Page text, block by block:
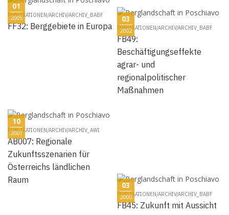
01
2005
PUBLIKATIONEN/ARCHIV/ARCHIV_BABF
FF32: Berggebiete in Europa
03
2002
PUBLIKATIONEN/ARCHIV/ARCHIV_BABF
FB49:
Beschäftigungseffekte
agrar- und
regionalpolitischer
Maßnahmen
10
2001
PUBLIKATIONEN/ARCHIV/ARCHIV_AWI
AB007: Regionale
Zukunftsszenarien für
Österreichs ländlichen
Raum
03
2000
PUBLIKATIONEN/ARCHIV/ARCHIV_BABF
FB45: Zukunft mit Aussicht